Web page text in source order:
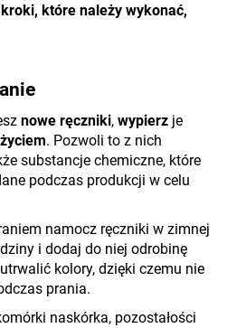
które należy wykonać,
nowe ręczniki, wypierz je
. Pozwoli to z nich
substancje chemiczne, które
podczas produkcji w celu
namocz ręczniki w zimnej
i dodaj do niej odrobinę
kolory, dzięki czemu nie
prania.
naskórka, pozostałości